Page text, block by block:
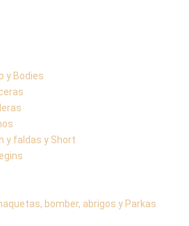
y Bodies
y faldas y Short
bomber, abrigos y Parkas